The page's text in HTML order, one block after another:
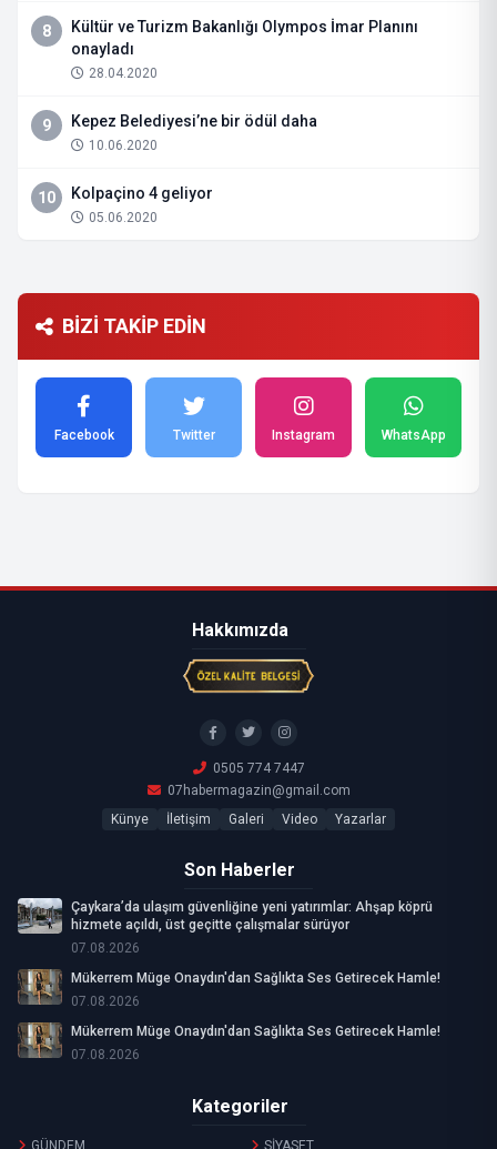
8
Kültür ve Turizm Bakanlığı Olympos İmar Planını
onayladı
28.04.2020
9 Kepez Belediyesi’ne bir ödül daha
10.06.2020
10 Kolpaçino 4 geliyor
05.06.2020
BİZİ TAKİP EDİN
Facebook Twitter Instagram WhatsApp
Hakkımızda
0505 774 7447
07habermagazin@gmail.com
Künye
İletişim Galeri Video Yazarlar
Son Haberler
Çaykara’da ulaşım güvenliğine yeni yatırımlar: Ahşap köprü
hizmete açıldı, üst geçitte çalışmalar sürüyor
07.08.2026
Mükerrem Müge Onaydın'dan Sağlıkta Ses Getirecek Hamle!
07.08.2026
Mükerrem Müge Onaydın'dan Sağlıkta Ses Getirecek Hamle!
07.08.2026
Kategoriler
GÜNDEM SİYASET